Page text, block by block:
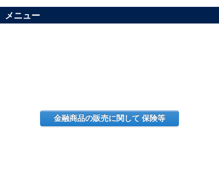
メニュー
金融商品の販売に関して 保険等